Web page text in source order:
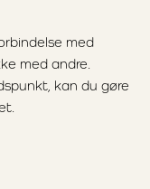
med
med andre.
kan du gøre